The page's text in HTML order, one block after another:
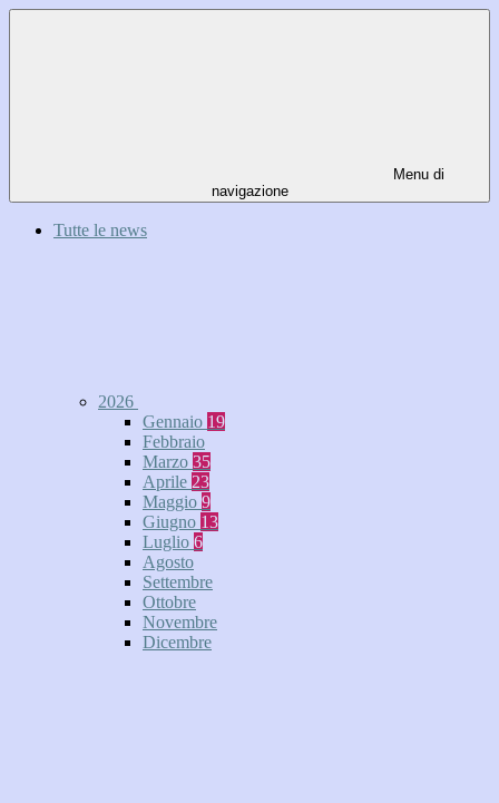
Menu di
navigazione
Tutte le news
2026
Gennaio 19
Febbraio
Marzo 35
Aprile 23
Maggio 9
Giugno 13
Luglio 6
Agosto
Settembre
Ottobre
Novembre
Dicembre